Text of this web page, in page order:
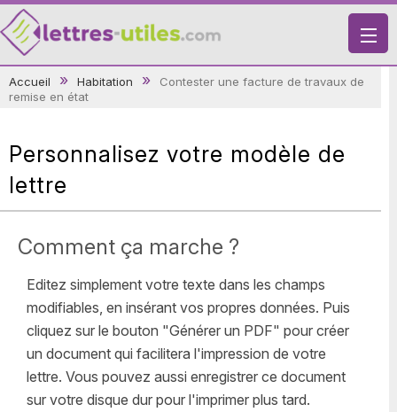
X
LETTRES DE MOTIVATION
Accueil Habitation
Contester une facture de travaux de
remise en état
Personnalisez votre modèle de
lettre
Comment ça marche ?
Editez simplement votre texte dans les champs
modifiables, en insérant vos propres données. Puis
cliquez sur le bouton "Générer un PDF" pour créer
un document qui facilitera l'impression de votre
lettre. Vous pouvez aussi enregistrer ce document
sur votre disque dur pour l'imprimer plus tard.